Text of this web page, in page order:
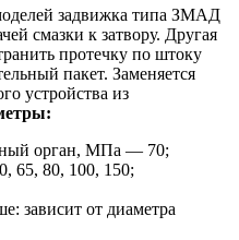
задвижка типа ЗМАД
смазки к затвору. Другая
протечку по штоку
пакет. Заменяется
устройства из
орган, МПа — 70;
65, 80, 100, 150;
зависит от диаметра